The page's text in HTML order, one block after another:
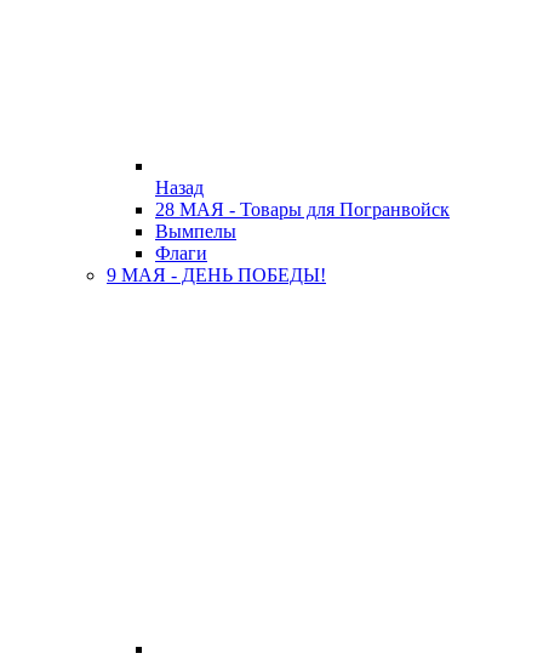
Назад
28 МАЯ - Товары для Погранвойск
Вымпелы
Флаги
9 МАЯ - ДЕНЬ ПОБЕДЫ!